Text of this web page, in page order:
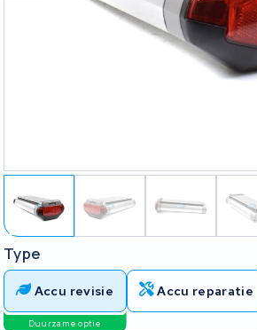
Type
Accu revisie
Duurzame optie
Accu reparatie